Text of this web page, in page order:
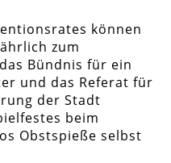
können
zum
Bündnis für ein
und das Referat für
der Stadt
beim
Obstspieße selbst